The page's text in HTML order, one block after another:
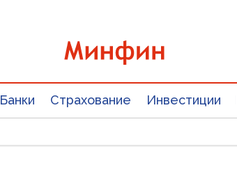
Банки Страхование Инвестиции